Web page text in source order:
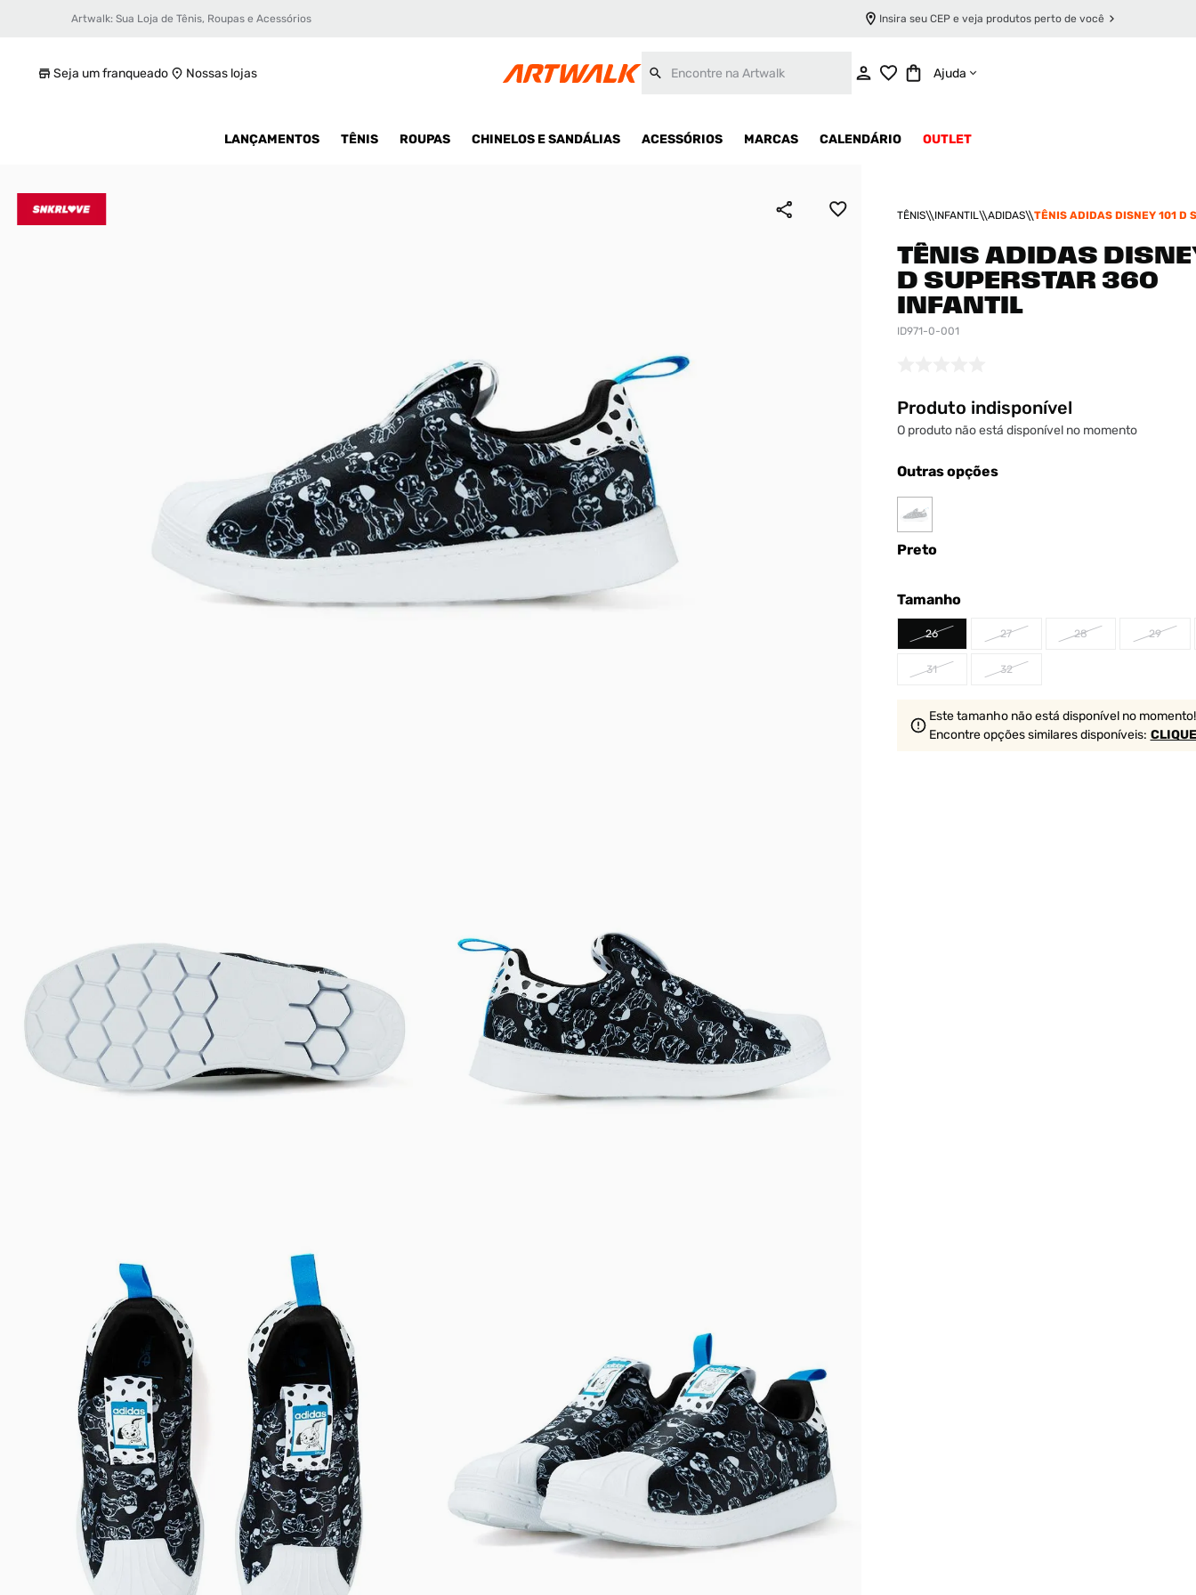
Artwalk: Sua Loja de Tênis, Roupas e Acessórios Insira seu CEP e veja produtos perto de você
Seja um franqueado Nossas lojas Ajuda
LANÇAMENTOS TÊNIS ROUPAS CHINELOS E SANDÁLIAS ACESSÓRIOS MARCAS CALENDÁRIO OUTLET
TÊNIS INFANTIL ADIDAS
TÊNIS ADIDAS DISNEY 101 D
TÊNIS ADIDAS
D SUPERSTAR 360
INFANTIL
ID971-0-001
Produto indisponível
O produto não está disponível no momento
Outras opções
Preto
Tamanho
26 27 28 29
31 32
Este tamanho não está disponível no momento!
Encontre opções similaresdisponíveis:
Tênis adidas Disney 101 D Superstar 360 Infantil